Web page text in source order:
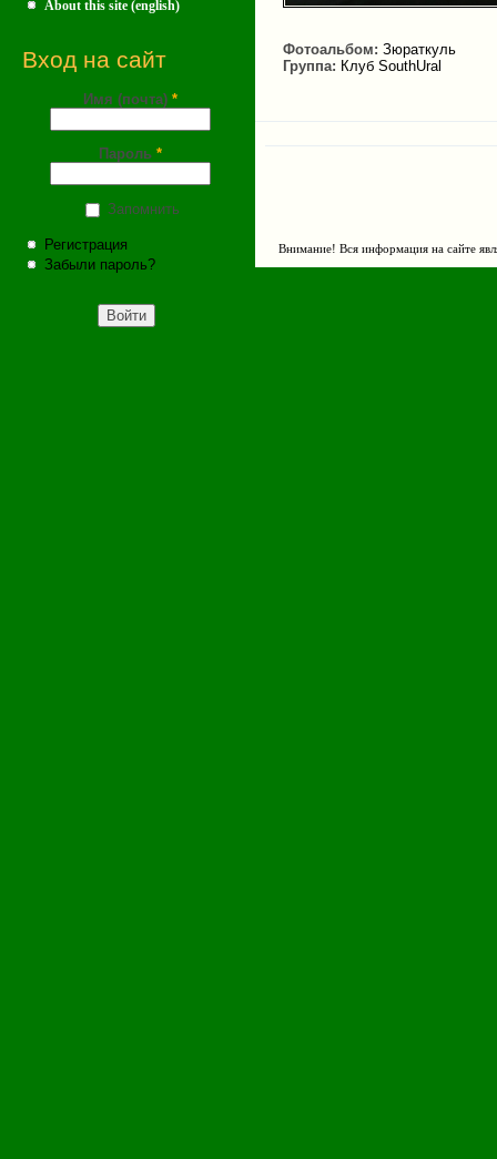
About this site (english)
Вход на сайт
Имя (почта) *
Пароль *
Запомнить
Регистрация
Забыли пароль?
Фотоальбом: Зюраткуль
Группа: Клуб SouthUral
Внимание! Вся информация на сайте